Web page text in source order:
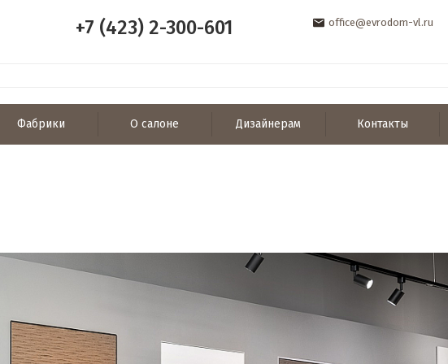
+7 (423) 2-300-601 office@evrodom-vl.ru
Фабрики О салоне Дизайнерам Контакты